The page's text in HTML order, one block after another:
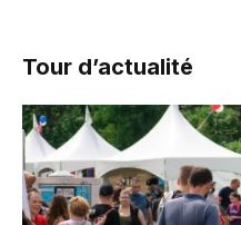
Tour d’actualité